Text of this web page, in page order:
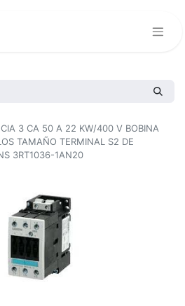
3 CA 50 A 22 KW/400 V BOBINA
TAMAÑO TERMINAL S2 DE
3RT1036-1AN20